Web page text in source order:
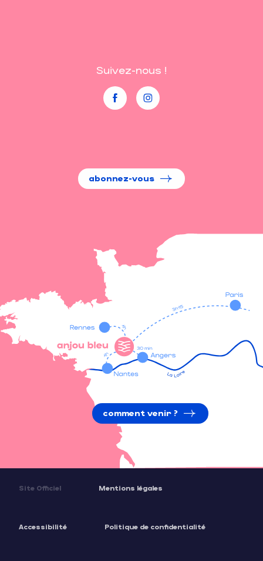
Suivez-nous !
abonnez-vous
comment venir ?
Site Officiel Mentions légales
Accessibilité Politique de confidentialité